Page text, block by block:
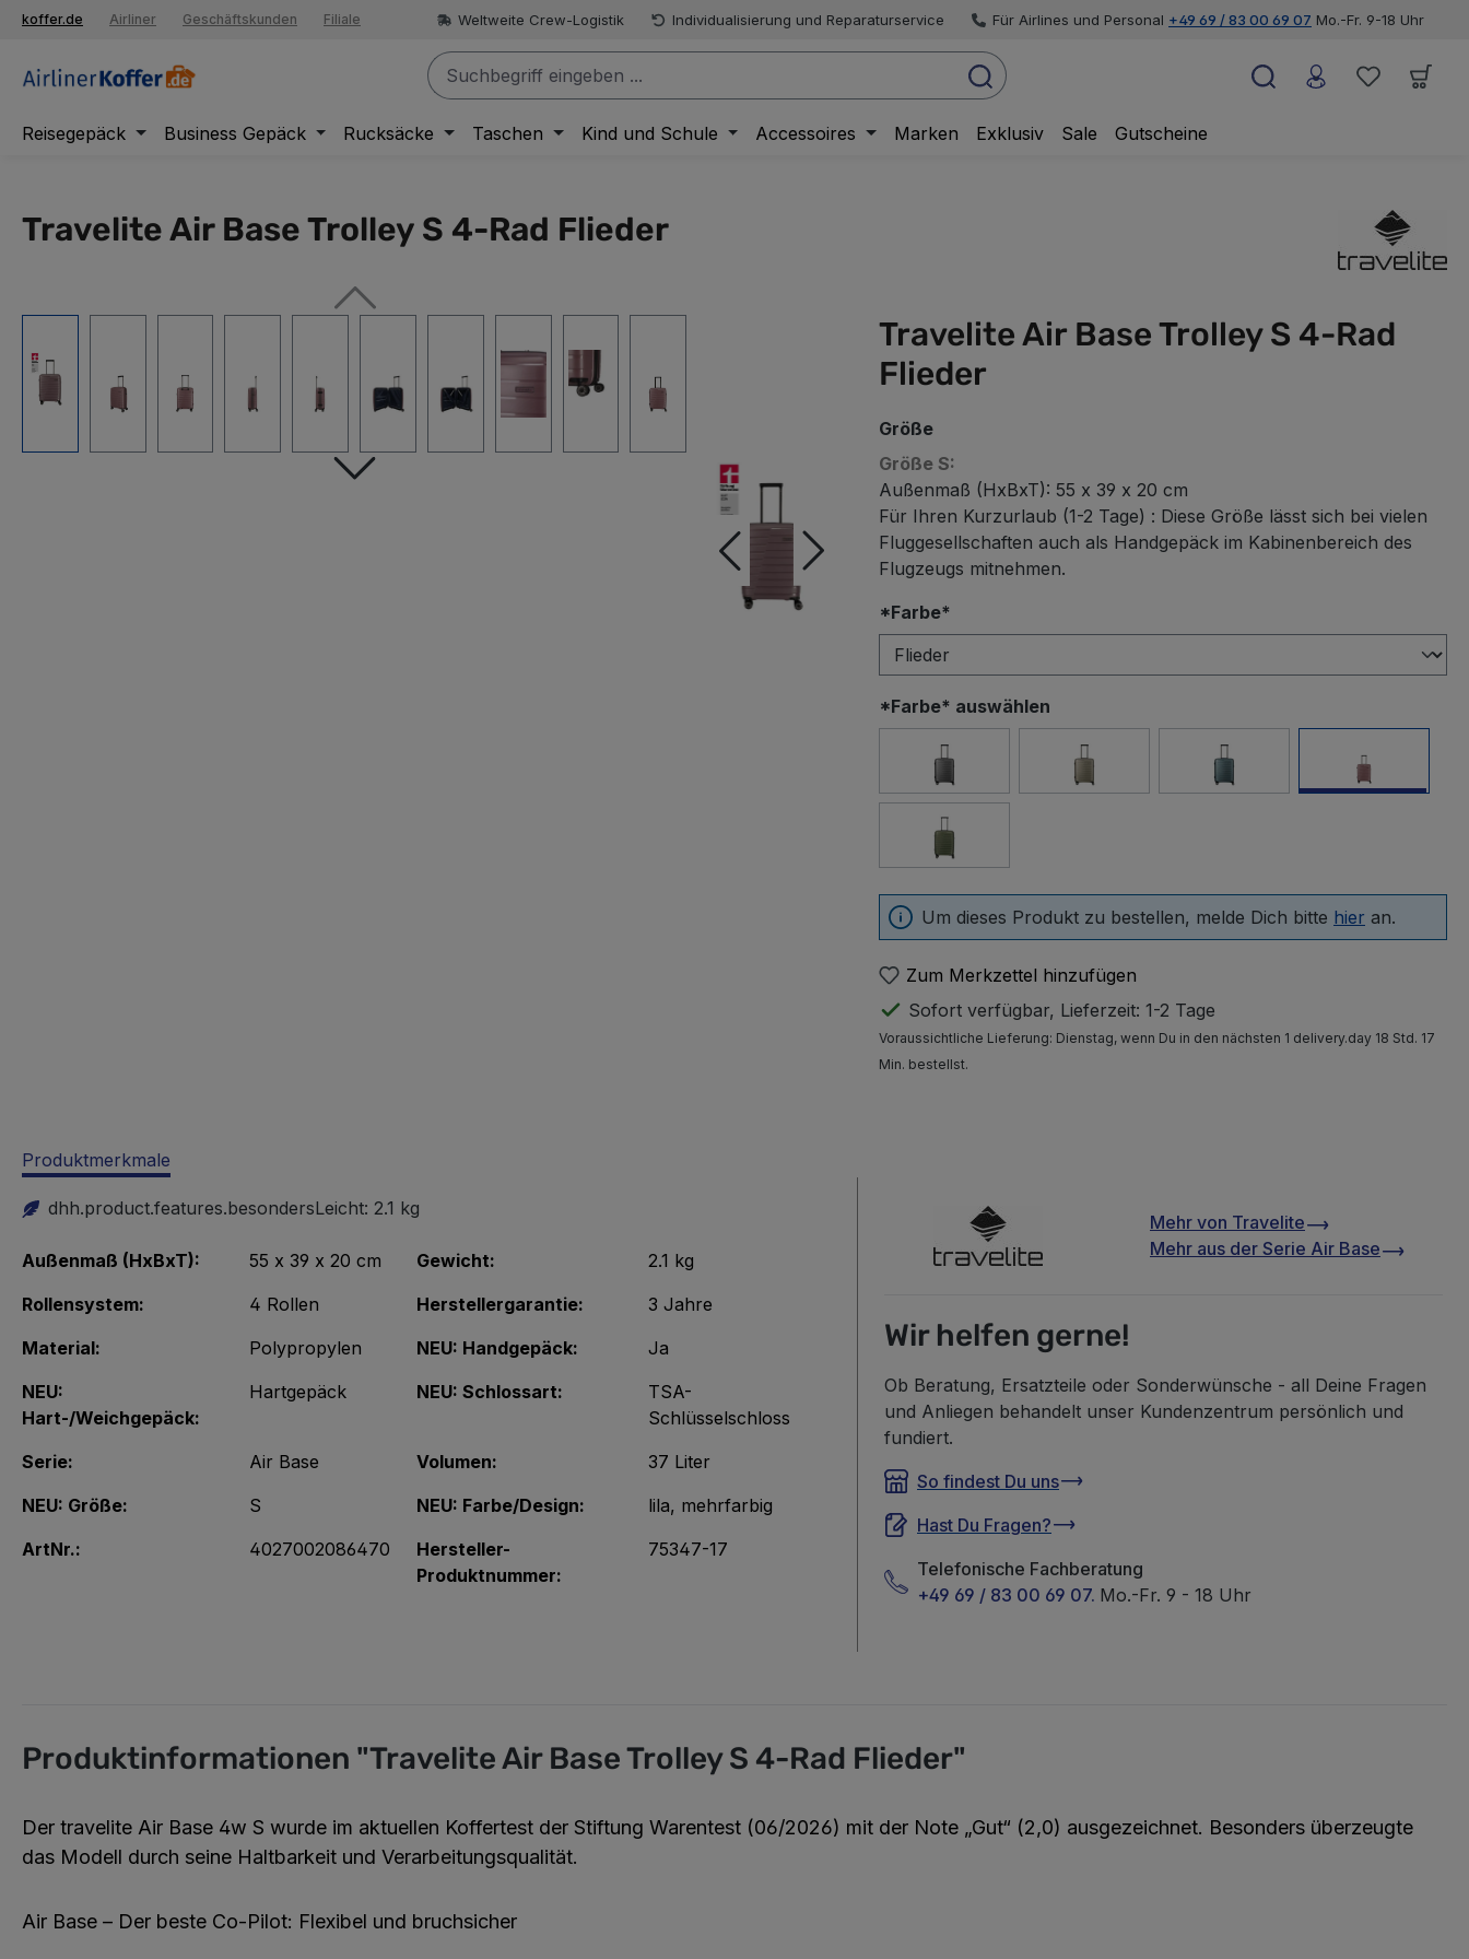
Zur Hauptnavigation springen
koffer.de Airliner Geschäftskunden Filiale Weltweite Crew-Logistik Individualisierung und Reparaturservice Für Airlines und Personal +49 69 / 83 00 69 07 Mo.-Fr. 9-18 Uhr
Reisegepäck Business Gepäck Rucksäcke Taschen Kind und Schule Accessoires Marken Exklusiv Sale Gutscheine
Travelite Air Base Trolley S 4-Rad Flieder
Travelite Air Base Trolley S 4-Rad
Flieder
Größe
Größe S:
Außenmaß (HxBxT): 55 x 39 x 20 cm
Für Ihren Kurzurlaub (1-2 Tage) : Diese Größe lässt sich bei vielen
Fluggesellschaften auch als Handgepäck im Kabinenbereich des
Flugzeugs mitnehmen.
*Farbe*
*Farbe* auswählen
Olive
Um dieses Produkt zu bestellen, melde Dich bitte hier an.
Zum Merkzettel hinzufügen
Sofort verfügbar, Lieferzeit: 1-2 Tage
Voraussichtliche Lieferung: Dienstag, wenn Du in den nächsten 1 delivery.day 18 Std. 17
Min. bestellst.
Produktmerkmale
dhh.product.features.besondersLeicht: 2.1 kg
Außenmaß (HxBxT): 55 x 39 x 20 cm Gewicht:
2.1 kg
Rollensystem:
4 Rollen Herstellergarantie:
3 Jahre
Material:
Polypropylen NEU: Handgepäck:
Ja
NEU:
Hart-/Weichgepäck:
Hartgepäck NEU: Schlossart:
TSA-
Schlüsselschloss
Serie:
Air Base Volumen:
37 Liter
NEU: Größe:
S NEU: Farbe/Design: lila, mehrfarbig
ArtNr.:
4027002086470
Hersteller-
Produktnummer:
75347-17
Mehr von Travelite
Mehr aus der Serie Air Base
Wir helfen gerne!
Ob Beratung, Ersatzteile oder Sonderwünsche - all Deine Fragen
und Anliegen behandelt unser Kundenzentrum persönlich und
fundiert.
So findest Du uns
Hast Du Fragen?
Telefonische Fachberatung
+49 69 / 83 00 69 07. Mo.-Fr. 9 - 18 Uhr
Produktinformationen "Travelite Air Base Trolley S 4-Rad Flieder"
Der travelite Air Base 4w S wurde im aktuellen Koffertest der Stiftung Warentest (06/2026) mit der Note „Gut“ (2,0) ausgezeichnet. Besonders überzeugte
das Modell durch seine Haltbarkeit und Verarbeitungsqualität.
Air Base – Der beste Co-Pilot: Flexibel und bruchsicher